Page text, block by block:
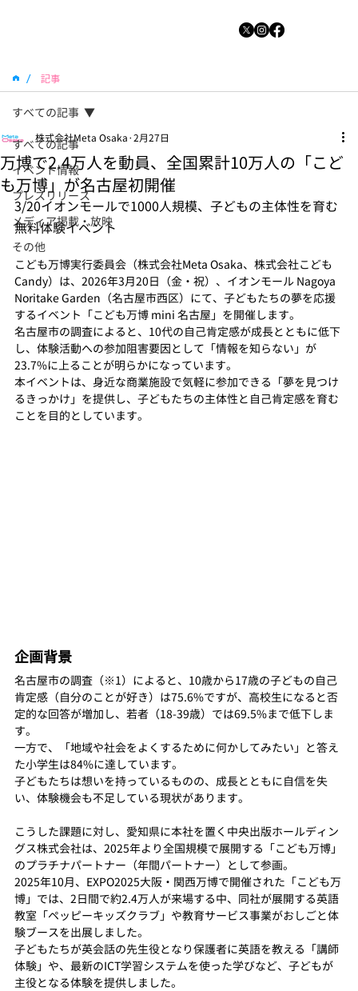
/ 記事
すべての記事
イベント情報
プレスリリース
メディア掲載・放映
その他
すべての記事
万博で2.4万人を動員、全国累計10万人の「こど
も万博」が名古屋初開催
株式会社Meta Osaka 2月27日
3/20イオンモールで1000人規模、子どもの主体性を育む
無料体験イベント
こども万博実行委員会（株式会社Meta Osaka、株式会社こども
Candy）は、2026年3月20日（金・祝）、イオンモール Nagoya
Noritake Garden（名古屋市西区）にて、子どもたちの夢を応援
するイベント「こども万博 mini 名古屋」を開催します。
名古屋市の調査によると、10代の自己肯定感が成長とともに低下
し、体験活動への参加阻害要因として「情報を知らない」が
23.7%に上ることが明らかになっています。
本イベントは、身近な商業施設で気軽に参加できる「夢を見つけ
るきっかけ」を提供し、子どもたちの主体性と自己肯定感を育む
ことを目的としています。
企画背景
名古屋市の調査（※1）によると、10歳から17歳の子どもの自己
肯定感（自分のことが好き）は75.6%ですが、高校生になると否
定的な回答が増加し、若者（18-39歳）では69.5%まで低下しま
す。
一方で、「地域や社会をよくするために何かしてみたい」と答え
た小学生は84%に達しています。
子どもたちは想いを持っているものの、成長とともに自信を失
い、体験機会も不足している現状があります。
こうした課題に対し、愛知県に本社を置く中央出版ホールディン
グス株式会社は、2025年より全国規模で展開する「こども万博」
のプラチナパートナー（年間パートナー）として参画。
2025年10月、EXPO2025大阪・関西万博で開催された「こども万
博」では、2日間で約2.4万人が来場する中、同社が展開する英語
教室「ペッピーキッズクラブ」や教育サービス事業がおしごと体
験ブースを出展しました。
子どもたちが英会話の先生役となり保護者に英語を教える「講師
体験」や、最新のICT学習システムを使った学びなど、子どもが
主役となる体験を提供しました。